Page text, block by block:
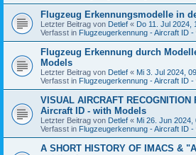
Flugzeug Erkennungsmodelle in
Letzter Beitrag von Detlef « Do 11. Jul 2024,
Verfasst in Flugzeugerkennung - Aircraft ID -
Flugzeug Erkennung durch
Models
Letzter Beitrag von Detlef « Mi 3. Jul 2024,
Verfasst in Flugzeugerkennung - Aircraft ID -
VISUAL AIRCRAFT
Aircraft ID - with Models
Letzter Beitrag von Detlef « Mi 26. Jun 2024,
Verfasst in Flugzeugerkennung - Aircraft ID -
A SHORT HISTORY OF IMACS &